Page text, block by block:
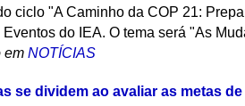
ciclo "A Caminho da COP 21:
do IEA. O tema será "As
em NOTÍCIAS
se dividem ao avaliar as metas